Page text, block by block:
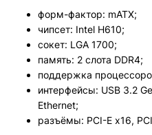
форм-фактор: mATX;
чипсет: Intel H610;
сокет: LGA 1700;
память: 2 слота DDR4;
поддержка
интерфейсы: USB 3.2
Ethernet;
разъёмы: PCI-E x16,